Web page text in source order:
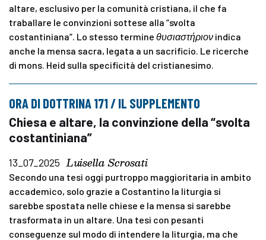
altare, esclusivo per la comunità cristiana, il che fa
traballare le convinzioni sottese alla “svolta
costantiniana”. Lo stesso termine θυσιαστήριον indica
anche la mensa sacra, legata a un sacrificio. Le ricerche
di mons. Heid sulla specificità del cristianesimo.
ORA DI DOTTRINA 171 / IL SUPPLEMENTO
Chiesa e altare, la convinzione della “svolta
costantiniana”
13_07_2025 Luisella Scrosati
Secondo una tesi oggi purtroppo maggioritaria in ambito
accademico, solo grazie a Costantino la liturgia si
sarebbe spostata nelle chiese e la mensa si sarebbe
trasformata in un altare. Una tesi con pesanti
conseguenze sul modo di intendere la liturgia, ma che